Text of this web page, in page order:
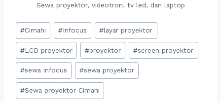
Sewa proyektor, videotron, tv led, dan laptop
Post
Tags:
#Cimahi #Infocus #layar proyektor
#LCD proyektor #proyektor #screen proyektor
#sewa infocus #sewa proyektor
#Sewa proyektor Cimahi